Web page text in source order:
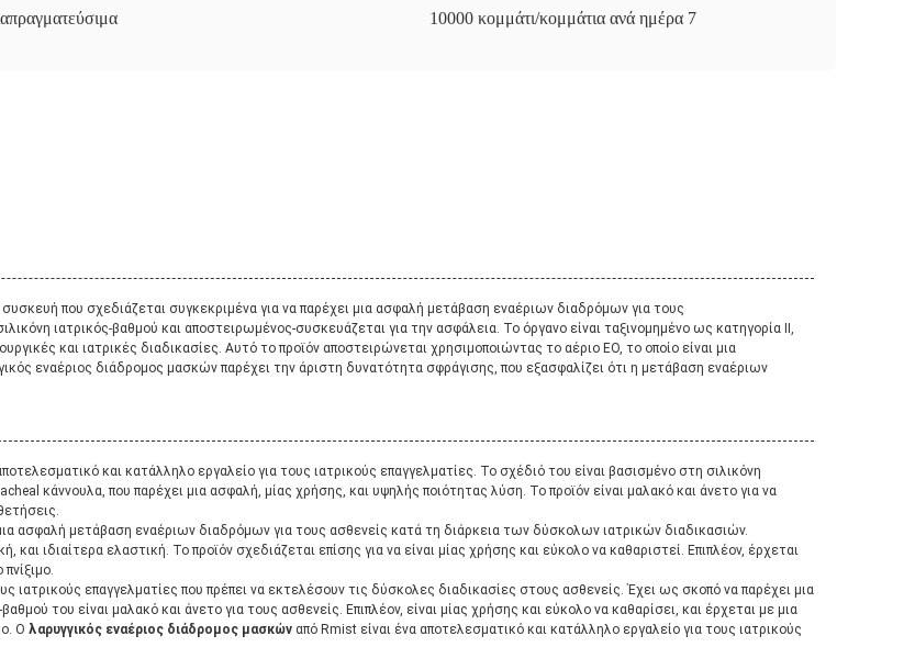
10000 κομμάτι/κομμάτια ανά ημέρα 7
που σχεδιάζεται συγκεκριμένα για να παρέχει μια ασφαλή μετάβαση εναέριων διαδρόμων για τους
ιατρικός-βαθμού και αποστειρωμένος-συσκευάζεται για την ασφάλεια. Το όργανο είναι ταξινομημένο ως κατηγορία ΙΙ,
και ιατρικές διαδικασίες. Αυτό το προϊόν αποστειρώνεται χρησιμοποιώντας το αέριο EO, το οποίο είναι μια
εναέριος διάδρομος μασκών παρέχει την άριστη δυνατότητα σφράγισης, που εξασφαλίζει ότι η μετάβαση εναέριων
και κατάλληλο εργαλείο για τους ιατρικούς επαγγελματίες. Το σχέδιό του είναι βασισμένο στη σιλικόνη
κάννουλα, που παρέχει μια ασφαλή, μίας χρήσης, και υψηλής ποιότητας λύση. Το προϊόν είναι μαλακό και άνετο για να
ασφαλή μετάβαση εναέριων διαδρόμων για τους ασθενείς κατά τη διάρκεια των δύσκολων ιατρικών διαδικασιών.
και ιδιαίτερα ελαστική. Το προϊόν σχεδιάζεται επίσης για να είναι μίας χρήσης και εύκολο να καθαριστεί. Επιπλέον, έρχεται
ιατρικούς επαγγελματίες που πρέπει να εκτελέσουν τις δύσκολες διαδικασίες στους ασθενείς. Έχει ως σκοπό να παρέχει μια
του είναι μαλακό και άνετο για τους ασθενείς. Επιπλέον, είναι μίας χρήσης και εύκολο να καθαρίσει, και έρχεται με μια
Ο λαρυγγικός εναέριος διάδρομος μασκών από Rmist είναι ένα αποτελεσματικό και κατάλληλο εργαλείο για τους ιατρικούς